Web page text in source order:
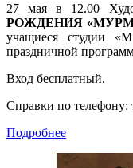
27 мая в 12.00
РОЖДЕНИЯ
учащиеся студии
праздничной
Вход бесплатный.
Справки по телефону:
Подробнее